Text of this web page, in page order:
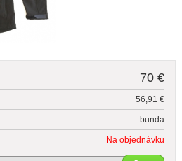
70 €
56,91 €
bunda
Na objednávku